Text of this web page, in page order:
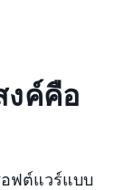
ค์คือ
อฟต์แวร์แบบ